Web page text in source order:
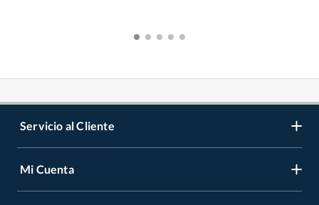
Servicio al Cliente
Contáctanos
Mi Cuenta